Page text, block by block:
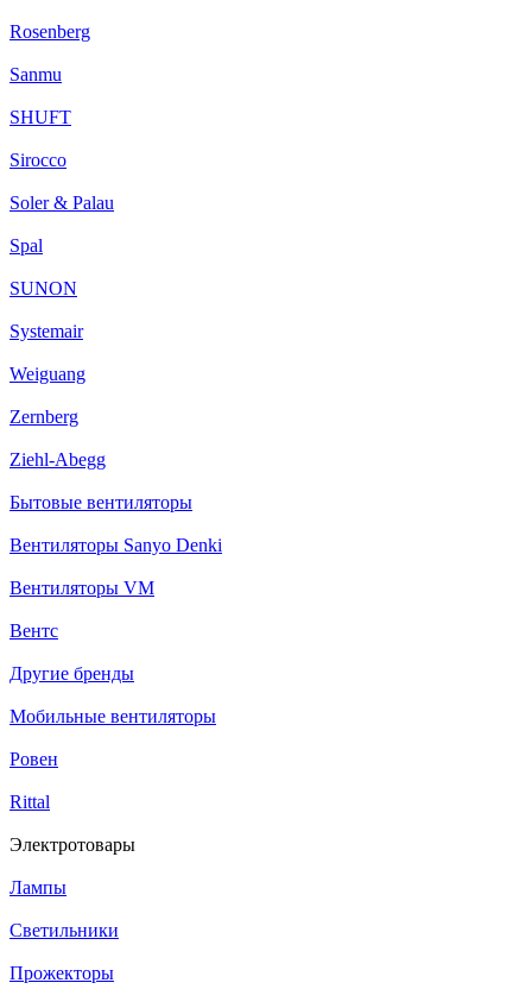
Rosenberg
Sanmu
SHUFT
Sirocco
Soler & Palau
Spal
SUNON
Systemair
Weiguang
Zernberg
Ziehl-Abegg
Бытовые вентиляторы
Вентиляторы Sanyo Denki
Вентиляторы VM
Вентс
Другие бренды
Мобильные вентиляторы
Ровен
Rittal
Электротовары
Лампы
Светильники
Прожекторы